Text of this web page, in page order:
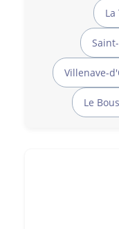
La
Villenave-
Le